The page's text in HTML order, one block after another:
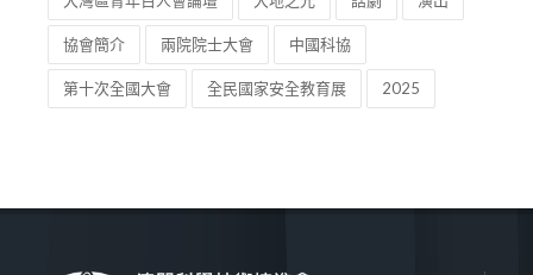
協會簡介 兩院院士大會 中國科協
第十次全國大會 全民國家安全教育展 2025